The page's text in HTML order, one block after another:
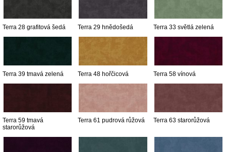
Terra 28 grafitová šedá Terra 29 hnědošedá Terra 33 světlá zelená
Terra 39 tmavá zelená Terra 48 hořčicová Terra 58 vínová
Terra 59 tmavá
starorůžová
Terra 61 pudrová růžová Terra 63 starorůžová